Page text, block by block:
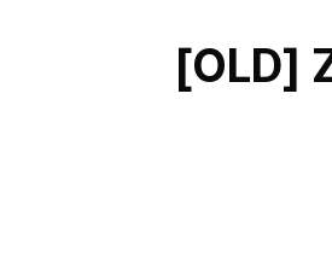
[OLD]